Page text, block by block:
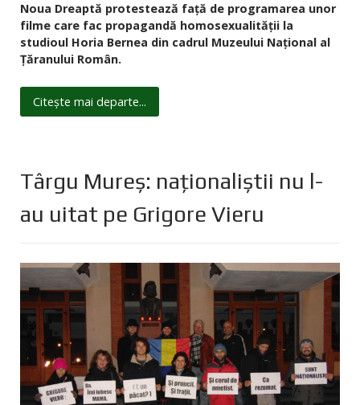
Noua Dreaptă protestează față de programarea unor
filme care fac propagandă homosexualității la
studioul Horia Bernea din cadrul Muzeului Național al
Țăranului Român.
Citește mai departe...
Târgu Mureş: naţionaliştii nu l-
au uitat pe Grigore Vieru